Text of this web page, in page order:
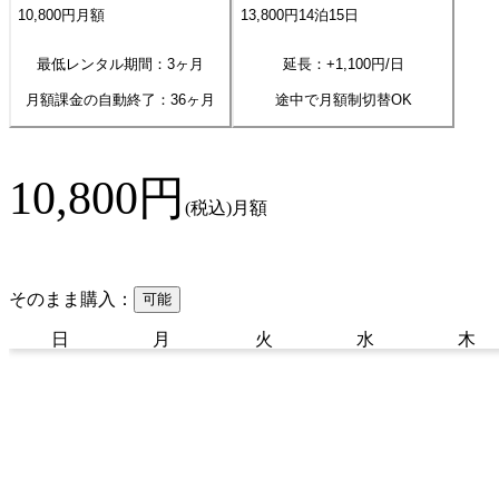
10,800円 月額
最低レンタル期間：3ヶ月
月額課金の自動終了： 36ヶ月
13,800円14泊15日
延長：+1,100円/日
途中で月額制切替OK
10,800円 (税込)月額
そのまま購入： 可能
日 月 火 水 木